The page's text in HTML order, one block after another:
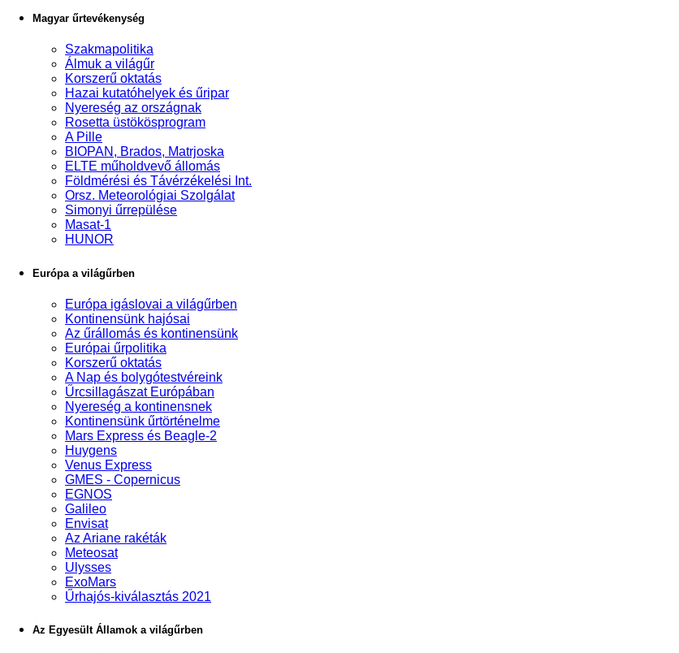
Magyar űrtevékenység
Szakmapolitika
Álmuk a világűr
Korszerű oktatás
Hazai kutatóhelyek és űripar
Nyereség az országnak
Rosetta üstökösprogram
A Pille
BIOPAN, Brados, Matrjoska
ELTE műholdvevő állomás
Földmérési és Távérzékelési Int.
Orsz. Meteorológiai Szolgálat
Simonyi űrrepülése
Masat-1
HUNOR
Európa a világűrben
Európa igáslovai a világűrben
Kontinensünk hajósai
Az űrállomás és kontinensünk
Európai űrpolitika
Korszerű oktatás
A Nap és bolygótestvéreink
Űrcsillagászat Európában
Nyereség a kontinensnek
Kontinensünk űrtörténelme
Mars Express és Beagle-2
Huygens
Venus Express
GMES - Copernicus
EGNOS
Galileo
Envisat
Az Ariane rakéták
Meteosat
Ulysses
ExoMars
Űrhajós-kiválasztás 2021
Az Egyesült Államok a világűrben